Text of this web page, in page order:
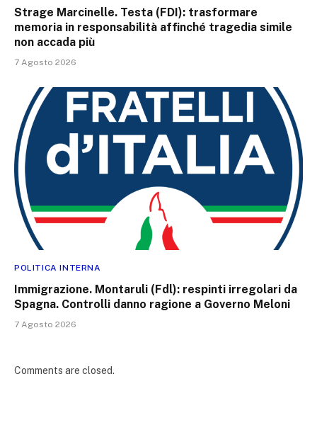
Strage Marcinelle. Testa (FDI): trasformare
memoria in responsabilità affinché tragedia simile
non accada più
7 Agosto 2026
POLITICA INTERNA
Immigrazione. Montaruli (Fdl): respinti irregolari da
Spagna. Controlli danno ragione a Governo Meloni
7 Agosto 2026
Comments are closed.